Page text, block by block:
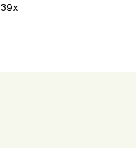
39x